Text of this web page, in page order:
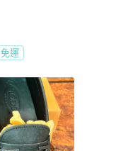
免運